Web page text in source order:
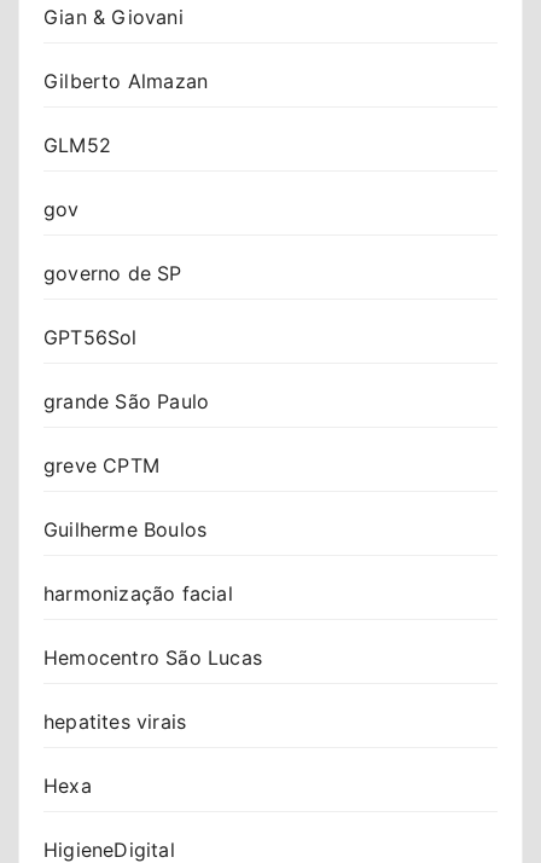
Gian & Giovani
Gilberto Almazan
GLM52
gov
governo de SP
GPT56Sol
grande São Paulo
greve CPTM
Guilherme Boulos
harmonização facial
Hemocentro São Lucas
hepatites virais
Hexa
HigieneDigital